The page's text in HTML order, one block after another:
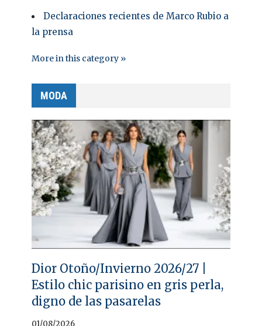
Declaraciones recientes de Marco Rubio a
la prensa
More in this category »
MODA
Dior Otoño/Invierno 2026/27 |
Estilo chic parisino en gris perla,
digno de las pasarelas